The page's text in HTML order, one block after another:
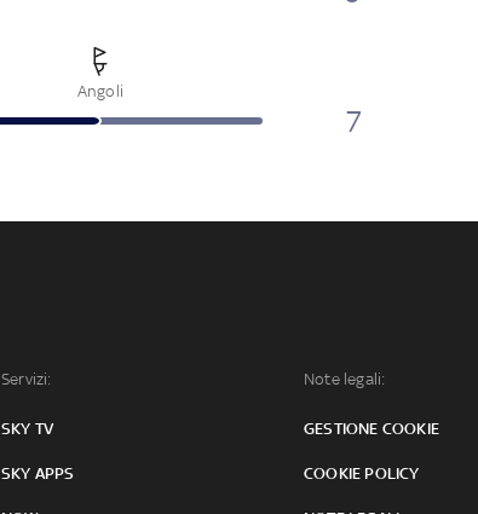
Angoli
7
Servizi:
SKY TV
SKY APPS
Note legali:
GESTIONE COOKIE
COOKIE POLICY